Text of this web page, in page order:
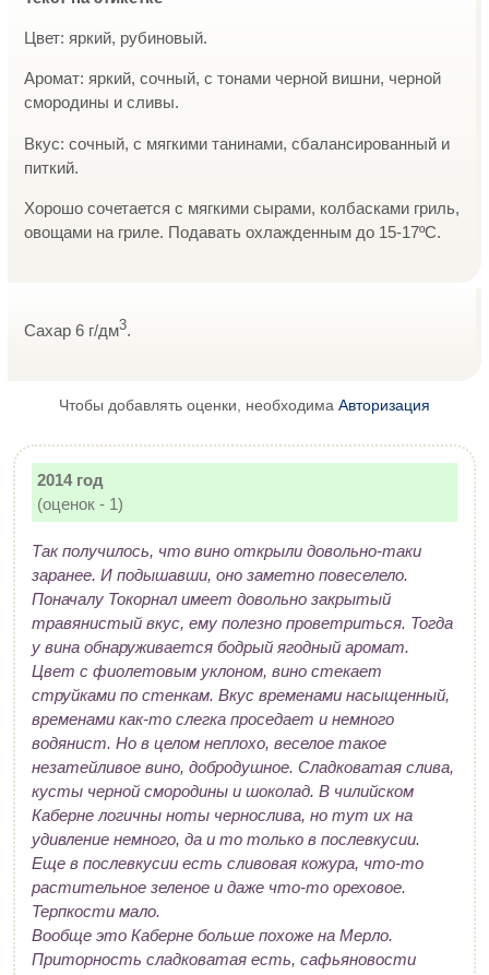
Цвет: яркий, рубиновый.
Аромат: яркий, сочный, с тонами черной вишни, черной
смородины и сливы.
Вкус: сочный, с мягкими танинами, сбалансированный и
питкий.
Хорошо сочетается с мягкими сырами, колбасками гриль,
овощами на гриле. Подавать охлажденным до 15-17ºС.
Сахар 6 г/дм3.
Чтобы добавлять оценки, необходима Авторизация
2014 год
(оценок - 1)
Так получилось, что вино открыли довольно-таки
заранее. И подышавши, оно заметно повеселело.
Поначалу Токорнал имеет довольно закрытый
травянистый вкус, ему полезно проветриться. Тогда
у вина обнаруживается бодрый ягодный аромат.
Цвет с фиолетовым уклоном, вино стекает
струйками по стенкам. Вкус временами насыщенный,
временами как-то слегка проседает и немного
водянист. Но в целом неплохо, веселое такое
незатейливое вино, добродушное. Сладковатая слива,
кусты черной смородины и шоколад. В чилийском
Каберне логичны ноты чернослива, но тут их на
удивление немного, да и то только в послевкусии.
Еще в послевкусии есть сливовая кожура, что-то
растительное зеленое и даже что-то ореховое.
Терпкости мало.
Вообще это Каберне больше похоже на Мерло.
Приторность сладковатая есть, сафьяновости